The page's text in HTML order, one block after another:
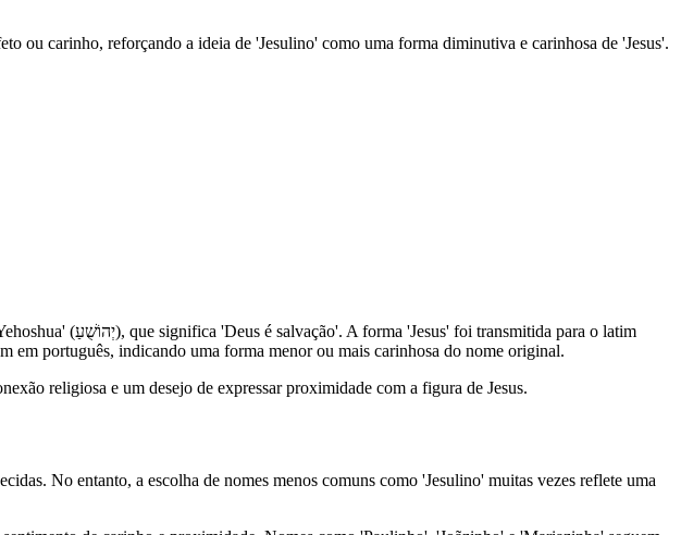
ou carinho, reforçando a ideia de 'Jesulino' como uma forma diminutiva e carinhosa de 'Jesus'.
português, indicando uma forma menor ou mais carinhosa do nome original.
religiosa e um desejo de expressar proximidade com a figura de Jesus.
No entanto, a escolha de nomes menos comuns como 'Jesulino' muitas vezes reflete uma